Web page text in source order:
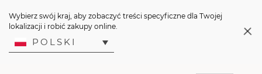
Wybierz swój kraj, aby zobaczyć treści specyficzne dla Twojej
lokalizacji i robić zakupy online.
POLSKI